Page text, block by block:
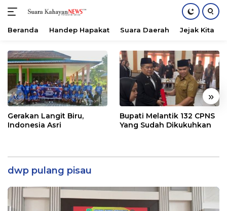
konten
Beranda Handep Hapakat Suara Daerah Jejak Kita
« »
Gerakan Langit Biru,
Indonesia Asri
Bupati Melantik 132 CPNS
Yang Sudah Dikukuhkan
dwp pulang pisau